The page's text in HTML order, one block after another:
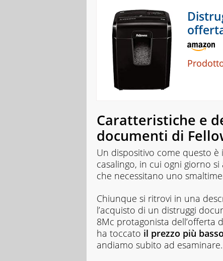
Caratteristiche e
documenti di
Un dispositivo come questo
casalingo, in cui ogni giorno
che necessitano uno
Chiunque si ritrovi in una
l’acquisto di un distruggi
8Mc protagonista dell’offerta
ha toccato il prezzo più
andiamo subito ad esaminare.